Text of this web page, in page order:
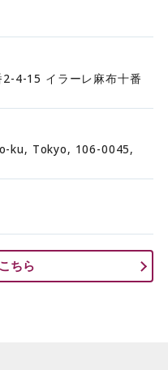
4-15 イラーレ麻布十番
ku, Tokyo, 106-0045,
ちら